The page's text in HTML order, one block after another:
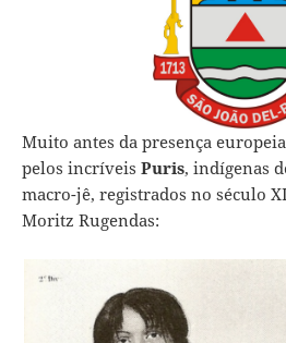
Muito antes da presença
pelos incríveis Puris, indígenas
macro-jê, registrados no século
Moritz Rugendas: